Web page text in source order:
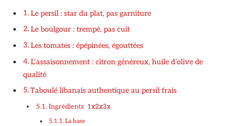
Le persil : star du plat, pas garniture
Le boulgour : trempé, pas cuit
Les tomates : épépinées, égouttées
L’assaisonnement : citron généreux, huile d’olive de
qualité
Taboulé libanais authentique au persil frais
Ingrédients 1x2x3x
La base